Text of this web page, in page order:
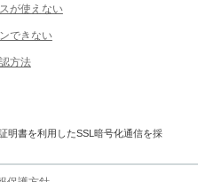
が使えない
できない
方法
明書を利用したSSL暗号化通信を採